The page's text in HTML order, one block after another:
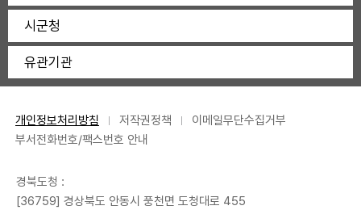
시군청
유관기관
개인정보처리방침 저작권정책
이메일무단수집거부
부서전화번호/팩스번호 안내
경북도청 :
[36759] 경상북도 안동시 풍천면 도청대로 455